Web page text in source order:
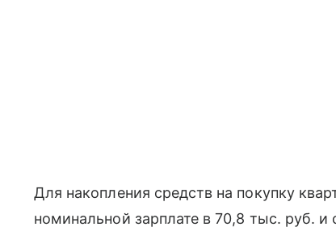
Для накопления средств на покупку
номинальной зарплате в 70,8 тыс. руб.